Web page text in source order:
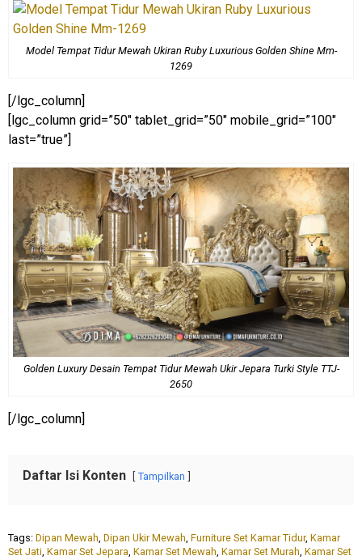
Model Tempat Tidur Mewah Ukiran Ruby Luxurious Golden Shine Mm-
1269
[/lgc_column]
[lgc_column grid=”50″ tablet_grid=”50″ mobile_grid=”100″
last=”true”]
Golden Luxury Desain Tempat Tidur Mewah Ukir Jepara Turki Style TTJ-
2650
[/lgc_column]
Daftar Isi Konten Tampilkan
Tags: Dipan Mewah, Dipan Ukir Mewah, Furniture Set Kamar Tidur, Kamar
Set Jati, Kamar Set Jepara, Kamar Set Mewah, Kamar Set Murah, Kamar Set